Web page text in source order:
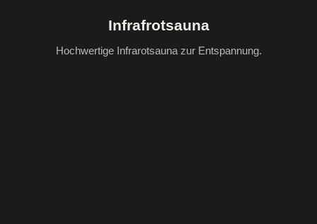
Infrafrotsauna
Hochwertige Infrarotsauna zur Entspannung.